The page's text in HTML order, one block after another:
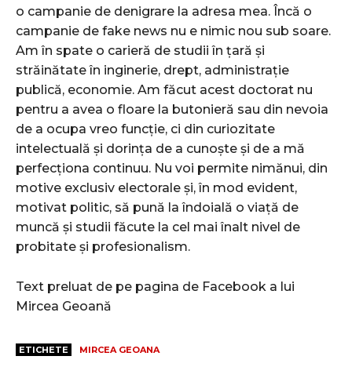
o campanie de denigrare la adresa mea. Încă o
campanie de fake news nu e nimic nou sub soare.
Am în spate o carieră de studii în țară și
străinătate în inginerie, drept, administrație
publică, economie. Am făcut acest doctorat nu
pentru a avea o floare la butonieră sau din nevoia
de a ocupa vreo funcție, ci din curiozitate
intelectuală și dorința de a cunoște și de a mă
perfecționa continuu. Nu voi permite nimănui, din
motive exclusiv electorale și, în mod evident,
motivat politic, să pună la îndoială o viață de
muncă și studii făcute la cel mai înalt nivel de
probitate și profesionalism.
Text preluat de pe pagina de Facebook a lui
Mircea Geoană
ETICHETE MIRCEA GEOANA